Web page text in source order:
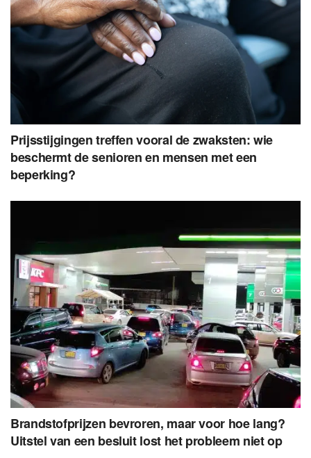
Prijsstijgingen treffen vooral de zwaksten: wie
beschermt de senioren en mensen met een
beperking?
Brandstofprijzen bevroren, maar voor hoe lang?
Uitstel van een besluit lost het probleem niet op